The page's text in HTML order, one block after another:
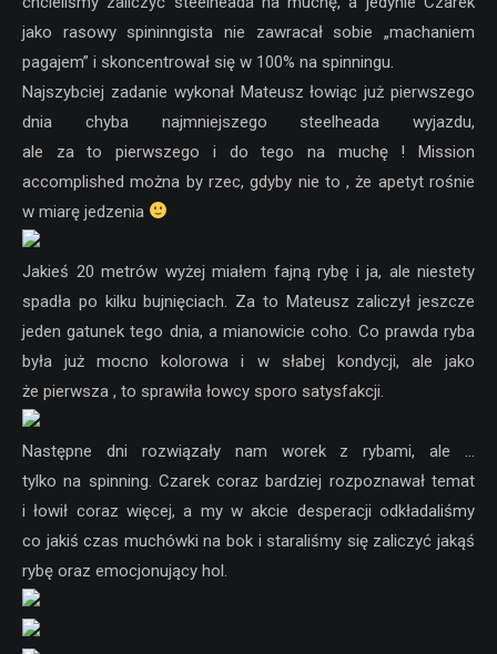
jako rasowy spininngista nie zawracał sobie „machaniem
pagajem” i skoncentrował się w 100% na spinningu.
Najszybciej zadanie wykonał Mateusz łowiąc już pierwszego
dnia chyba najmniejszego steelheada wyjazdu,
ale za to pierwszego i do tego na muchę ! Mission
accomplished można by rzec, gdyby nie to , że apetyt rośnie
w miarę jedzenia
Jakieś 20 metrów wyżej miałem fajną rybę i ja, ale niestety
spadła po kilku bujnięciach. Za to Mateusz zaliczył jeszcze
jeden gatunek tego dnia, a mianowicie coho. Co prawda ryba
była już mocno kolorowa i w słabej kondycji, ale jako
że pierwsza , to sprawiła łowcy sporo satysfakcji.
Następne dni rozwiązały nam worek z rybami, ale …
tylko na spinning. Czarek coraz bardziej rozpoznawał temat
i łowił coraz więcej, a my w akcie desperacji odkładaliśmy
co jakiś czas muchówki na bok i staraliśmy się zaliczyć jakąś
rybę oraz emocjonujący hol.